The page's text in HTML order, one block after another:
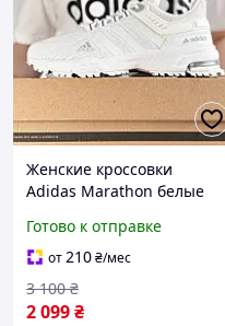
Женские кроссовки
Adidas Marathon белые
для повседневных
прогулок Адидас
Марафон легкая обувь на
весное лето
Готово к отправке
от210₴/мес
2 099₴
3 100 ₴